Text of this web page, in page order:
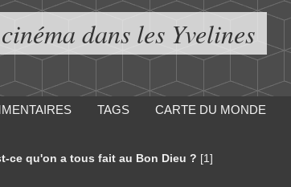
dans les Yvelines
TAGS CARTE DU MONDE
ce qu'on a tous fait au Bon Dieu ? [1]